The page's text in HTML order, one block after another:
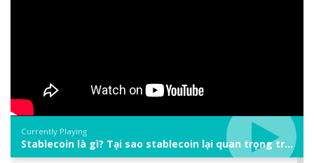
Currently Playing
Stablecoin là gì? Tại sao stablecoin lại quan trọng trong thị trường crypto? | Phổ cập Blockchain